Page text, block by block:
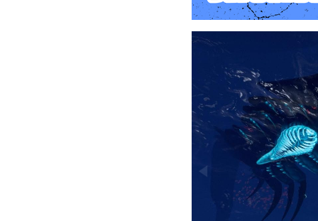
la Cuenca Glaciar.
antiguos. Below Zero
Sobrevive el clima
tundra nevada en una
Seatruck modular.
Investiga formas de vida
Algo desconocido
Leviatán sombra y
amigables en este